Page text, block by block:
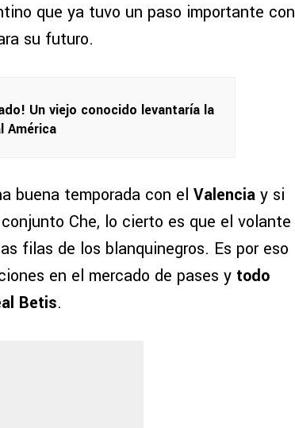
que ya tuvo un paso importante con
su futuro.
Un viejo conocido levantaría la
América
buena temporada con el Valencia y si
Che, lo cierto es que el volante
filas de los blanquinegros. Es por eso
en el mercado de pases y todo
Betis.